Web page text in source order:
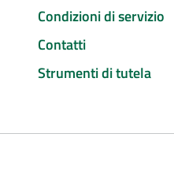
Condizioni di servizio
Contatti
Strumenti di tutela